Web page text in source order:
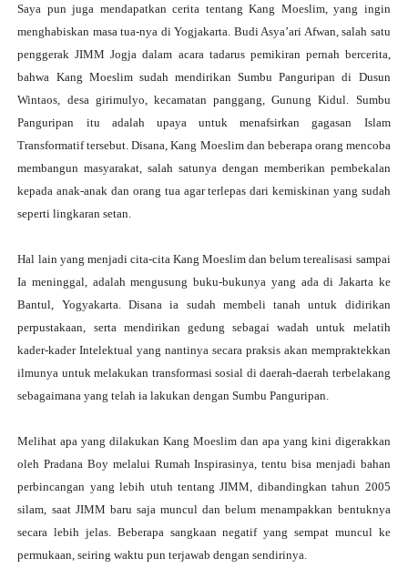
Saya pun juga mendapatkan cerita tentang Kang Moeslim, yang ingin
menghabiskan masa tua-nya di Yogjakarta. Budi Asya’ari Afwan, salah satu
penggerak JIMM Jogja dalam acara tadarus pemikiran pernah bercerita,
bahwa Kang Moeslim sudah mendirikan Sumbu Panguripan di Dusun
Wintaos, desa girimulyo, kecamatan panggang, Gunung Kidul. Sumbu
Panguripan itu adalah upaya untuk menafsirkan gagasan Islam
Transformatif tersebut. Disana, Kang Moeslim dan beberapa orang mencoba
membangun masyarakat, salah satunya dengan memberikan pembekalan
kepada anak-anak dan orang tua agar terlepas dari kemiskinan yang sudah
seperti lingkaran setan.
Hal lain yang menjadi cita-cita Kang Moeslim dan belum terealisasi sampai
Ia meninggal, adalah mengusung buku-bukunya yang ada di Jakarta ke
Bantul, Yogyakarta. Disana ia sudah membeli tanah untuk didirikan
perpustakaan, serta mendirikan gedung sebagai wadah untuk melatih
kader-kader Intelektual yang nantinya secara praksis akan mempraktekkan
ilmunya untuk melakukan transformasi sosial di daerah-daerah terbelakang
sebagaimana yang telah ia lakukan dengan Sumbu Panguripan.
Melihat apa yang dilakukan Kang Moeslim dan apa yang kini digerakkan
oleh Pradana Boy melalui Rumah Inspirasinya, tentu bisa menjadi bahan
perbincangan yang lebih utuh tentang JIMM, dibandingkan tahun 2005
silam, saat JIMM baru saja muncul dan belum menampakkan bentuknya
secara lebih jelas. Beberapa sangkaan negatif yang sempat muncul ke
permukaan, seiring waktu pun terjawab dengan sendirinya.